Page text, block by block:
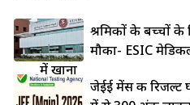
लोहे की
कड़ाही
में खाना
चिपकने
श्रमिकों के बच्चों के
मौका- ESIC
जेईई मेंस की रिजल्ट